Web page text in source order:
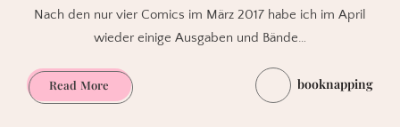
Nach den nur vier Comics im März 2017 habe ich im April
wieder einige Ausgaben und Bände…
Read MoreComics
im
booknapping